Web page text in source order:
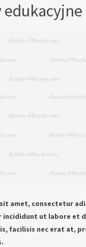
edukacyjne
amet, consectetur
incididunt ut labore et
facilisis nec erat at,